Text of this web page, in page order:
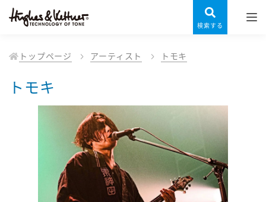
検索する
トップページ アーティスト トモキ
トモキ